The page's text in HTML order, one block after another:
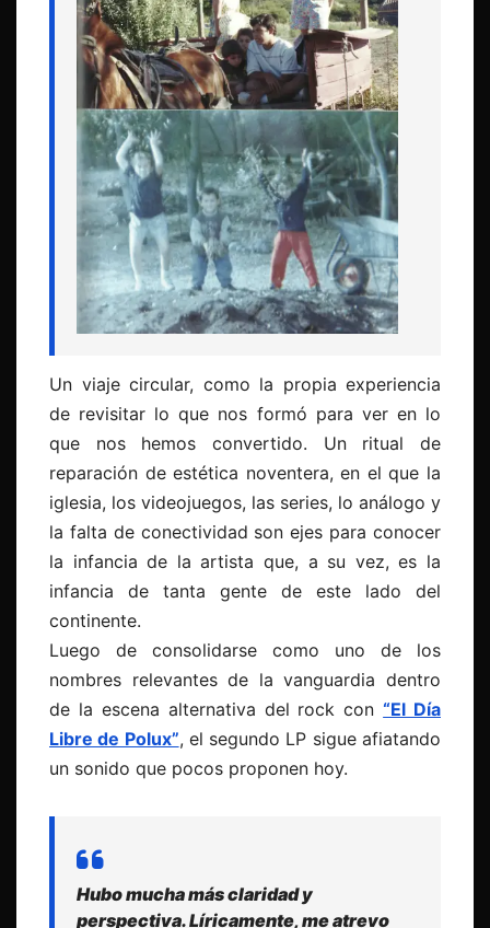
Un viaje circular, como la propia experiencia
de revisitar lo que nos formó para ver en lo
que nos hemos convertido. Un ritual de
reparación de estética noventera, en el que la
iglesia, los videojuegos, las series, lo análogo y
la falta de conectividad son ejes para conocer
la infancia de la artista que, a su vez, es la
infancia de tanta gente de este lado del
continente.
Luego de consolidarse como uno de los
nombres relevantes de la vanguardia dentro
de la escena alternativa del rock con“El Día
Libre de Polux”, el segundo LP sigue afiatando
un sonido que pocos proponen hoy.
Hubo mucha más claridad y
perspectiva. Líricamente, me atrevo